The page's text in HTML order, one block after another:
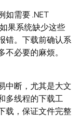
如需要 .NET
果系统缺少这些
错。下载前确认系
必要的麻烦。
中断，尤其是大文
多线程的下载工
载，保证文件完整